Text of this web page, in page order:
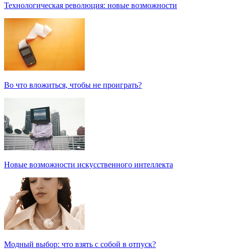
Технологическая революция: новые возможности
Во что вложиться, чтобы не проиграть?
Новые возможности искусственного интеллекта
Модный выбор: что взять с собой в отпуск?